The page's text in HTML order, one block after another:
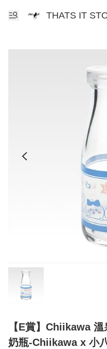
THATS IT
【E賞】Chiikawa
奶瓶-Chiikawa x 小